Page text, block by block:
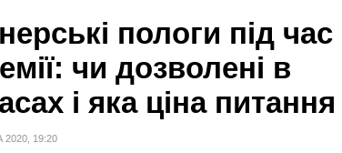
пологи під час
чи дозволені в
і яка ціна питання
19:20